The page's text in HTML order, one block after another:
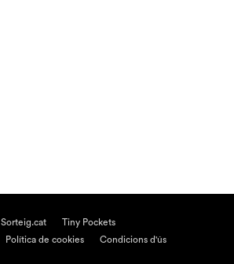
Sorteig.cat
Tiny Pockets
Política de cookies Condicions d'ús